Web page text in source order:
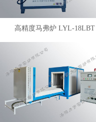
高精度马弗炉 LYL-18LBT